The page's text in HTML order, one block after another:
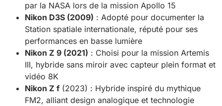
par la NASA lors de la mission Apollo 15
Nikon D3S (2009) : Adopté pour documenter la
Station spatiale internationale, réputé pour ses
performances en basse lumière
Nikon Z 9 (2021) : Choisi pour la mission Artemis
III, hybride sans miroir avec capteur plein format et
vidéo 8K
Nikon Z f (2023) : Hybride inspiré du mythique
FM2, alliant design analogique et technologie